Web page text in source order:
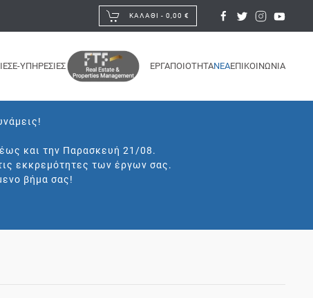
ΚΑΛΆΘΙ - 0,00 €
E-ΥΠΗΡΕΣΙΕΣ ΕΡΓΑΠΟΙΟΤΗΤΑΝΕΑΕΠΙΚΟΙΝΩΝΙΑ
και την Παρασκευή 21/08.
εκκρεμότητες των έργων σας.
βήμα σας!